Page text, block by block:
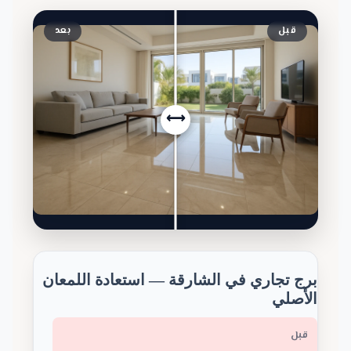
⟷
قبل بعد
برج تجاري في الشارقة — استعادة اللمعان
الأصلي
قبل